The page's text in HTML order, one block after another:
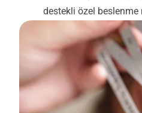
destekli özel beslenme